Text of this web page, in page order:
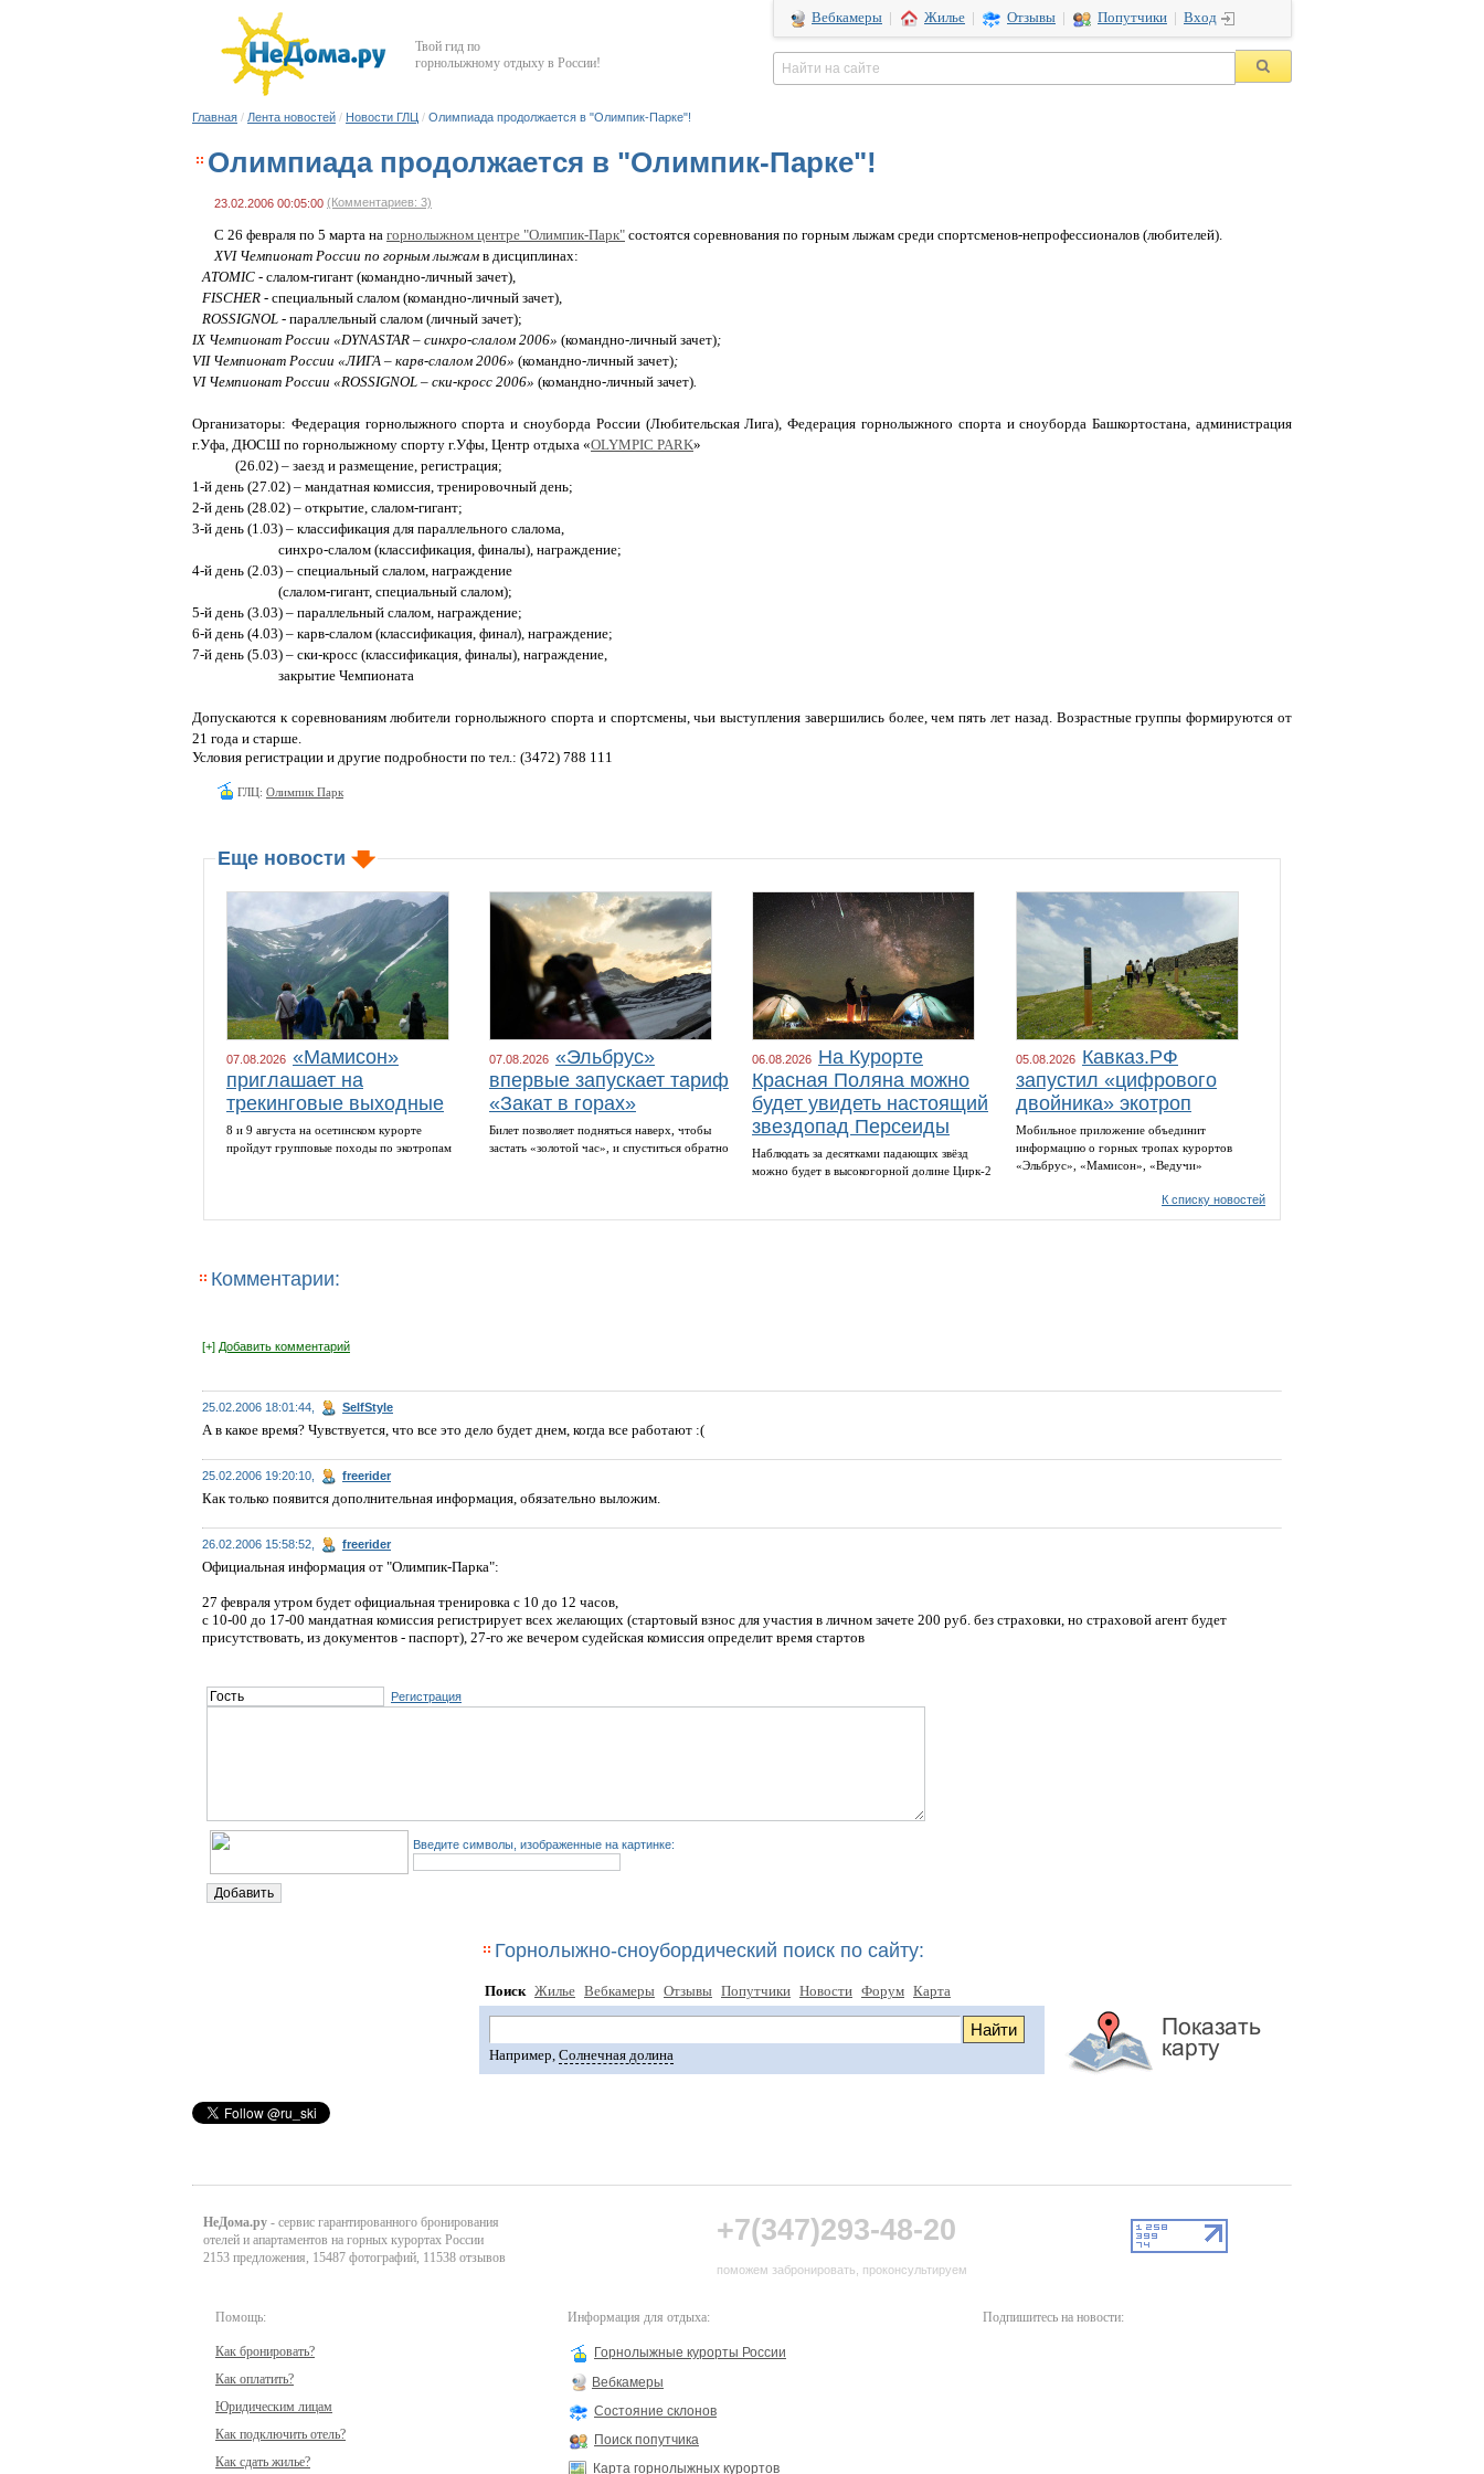
Твой гид по
горнолыжному отдыху в России!
Вебкамеры Жилье Отзывы Попутчики Вход
Главная / Лента новостей / Новости ГЛЦ / Олимпиада продолжается в "Олимпик-Парке"!
Олимпиада продолжается в "Олимпик-Парке"!
23.02.2006 00:05:00 (Комментариев: 3)
С 26 февраля по 5 марта на горнолыжном центре "Олимпик-Парк" состоятся соревнования по горным лыжам среди спортсменов-непрофессионалов (любителей).
XVIЧемпионат России по горным лыжам в дисциплинах:
ATOMIC - слалом-гигант (командно-личный зачет),
FISCHER - специальный слалом (командно-личный зачет),
ROSSIGNOL - параллельный слалом (личный зачет);
IXЧемпионат России «DYNASTAR – синхро-слалом 2006» (командно-личный зачет);
VIIЧемпионат России «ЛИГА – карв-слалом 2006» (командно-личный зачет);
VIЧемпионат России «ROSSIGNOL – ски-кросс 2006» (командно-личный зачет).
Организаторы: Федерация горнолыжного спорта и сноуборда России (Любительская Лига), Федерация горнолыжного спорта и сноуборда Башкортостана, администрация
г.Уфа, ДЮСШ по горнолыжному спорту г.Уфы, Центр отдыха «OLYMPIC PARK»
(26.02) – заезд и размещение, регистрация;
1-й день (27.02) – мандатная комиссия, тренировочный день;
2-й день (28.02) – открытие, слалом-гигант;
3-й день (1.03) – классификация для параллельного слалома,
синхро-слалом (классификация, финалы), награждение;
4-й день (2.03) – специальный слалом, награждение
(слалом-гигант, специальный слалом);
5-й день (3.03) – параллельный слалом, награждение;
6-й день (4.03) – карв-слалом (классификация, финал), награждение;
7-й день (5.03) – ски-кросс (классификация, финалы), награждение,
закрытие Чемпионата
Допускаются к соревнованиям любители горнолыжного спорта и спортсмены, чьи выступления завершились более, чем пять лет назад. Возрастные группы формируются от
21 года и старше.
Условия регистрации и другие подробности по тел.: (3472) 788 111
ГЛЦ: Олимпик Парк
Еще новости
07.08.2026 «Мамисон»
приглашает на
трекинговые выходные
8 и 9 августа на осетинском курорте
пройдут групповые походы по экотропам
07.08.2026 «Эльбрус»
впервые запускает тариф
«Закат в горах»
Билет позволяет подняться наверх, чтобы
застать «золотой час», и спуститься обратно
06.08.2026 На Курорте
Красная Поляна можно
будет увидеть настоящий
звездопад Персеиды
Наблюдать за десятками падающих звёзд
можно будет в высокогорной долине Цирк-2
05.08.2026 Кавказ.РФ
запустил «цифрового
двойника» экотроп
Мобильное приложение объединит
информацию о горных тропах курортов
«Эльбрус», «Мамисон», «Ведучи»
К списку новостей
Комментарии:
[+] Добавить комментарий
25.02.2006 18:01:44, SelfStyle
А в какое время? Чувствуется, что все это дело будет днем, когда все работают :(
25.02.2006 19:20:10, freerider
Как только появится дополнительная информация, обязательно выложим.
26.02.2006 15:58:52, freerider
Официальная информация от "Олимпик-Парка":
27 февраля утром будет официальная тренировка с 10 до 12 часов,
с 10-00 до 17-00 мандатная комиссия регистрирует всех желающих (стартовый взнос для участия в личном зачете 200 руб. без страховки, но страховой агент будет
присутствовать, из документов - паспорт), 27-го же вечером судейская комиссия определит время стартов
Регистрация
Введите символы, изображенные на картинке:
Горнолыжно-сноубордический поиск по сайту:
Поиск Жилье Вебкамеры Отзывы Попутчики Новости Форум Карта
Например, Солнечная долина
НеДома.ру - сервис гарантированного бронирования
отелей и апартаментов на горных курортах России
2153 предложения, 15487 фотографий, 11538 отзывов
+7(347)293-48-20
поможем забронировать, проконсультируем
Помощь:
Как бронировать?
Как оплатить?
Юридическим лицам
Как подключить отель?
Как сдать жилье?
Информация для отдыха:
Горнолыжные курорты России
Вебкамеры
Состояние склонов
Поиск попутчика
Карта горнолыжных курортов
Подпишитесь на новости: